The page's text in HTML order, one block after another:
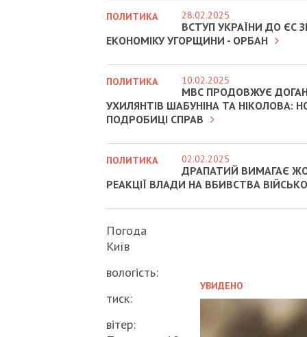
УВИДЕНО
ПОЛИТИКА 28.02.2025
ВСТУП УКРАЇНИ ДО ЄС
ЕКОНОМІКУ УГОРЩИНИ - ОРБАН
ПОЛИТИКА 10.02.2025
МВС ПРОДОВЖУЄ
УХИЛЯНТІВ ШАБУНІНА ТА НІКОЛОВА:
ПОДРОБИЦІ СПРАВ
ПОЛИТИКА 02.02.2025
ДРАПАТИЙ ВИМАГАЄ
РЕАКЦІЇ ВЛАДИ НА ВБИВСТВА
Погода
Київ
вологість:
тиск:
вітер: